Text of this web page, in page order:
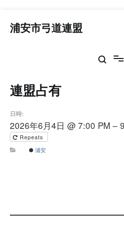
浦安市弓道連盟
連盟占有
日時:
2026年6月4日 @ 7:00 PM –
Repeats
浦安